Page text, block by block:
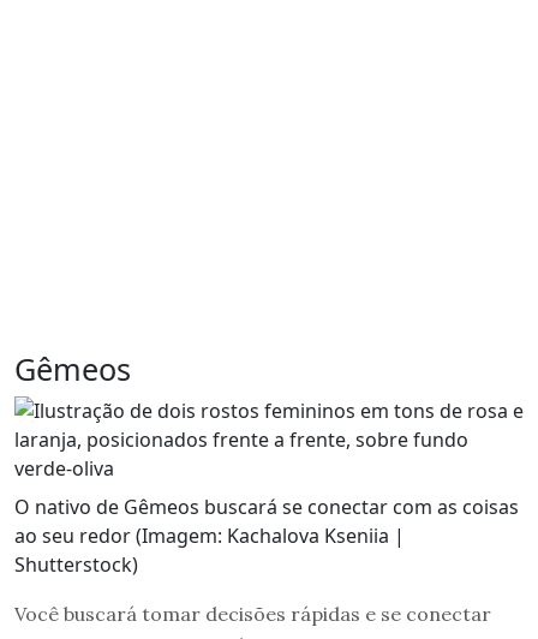
Gêmeos
O nativo de Gêmeos buscará se conectar com as coisas
ao seu redor (Imagem: Kachalova Kseniia |
Shutterstock)
Você buscará tomar decisões rápidas e se conectar